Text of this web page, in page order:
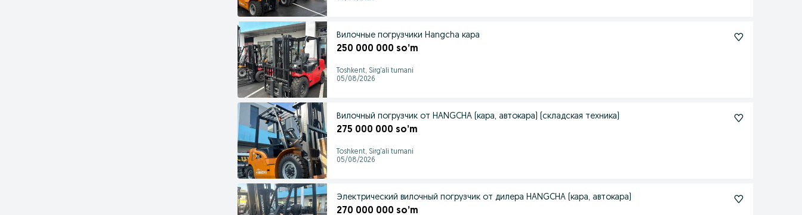
Вилочные погрузчики Hangcha кара
250 000 000 so’m
Toshkent, Sirg‘ali tumani
05/08/2026
Вилочный погрузчик от HANGCHA (кара, автокара) (складская техника)
275 000 000 so’m
Toshkent, Sirg‘ali tumani
05/08/2026
Электрический вилочный погрузчик от дилера HANGCHA (кара, автокара)
270 000 000 so’m